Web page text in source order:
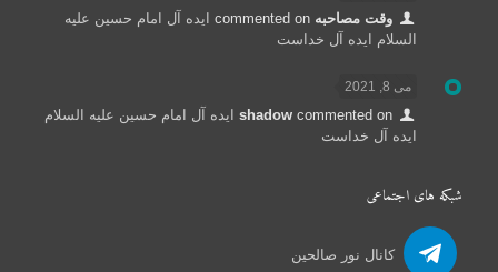
وقت مصاحبه commented on
ایده آل امام حسین علیه
السلام ایده آل خداست
می 8, 2021
shadowcommented on
ایده آل امام حسین علیه السلام
ایده آل خداست
شبکه های اجتماعی
کانال نور صالحین